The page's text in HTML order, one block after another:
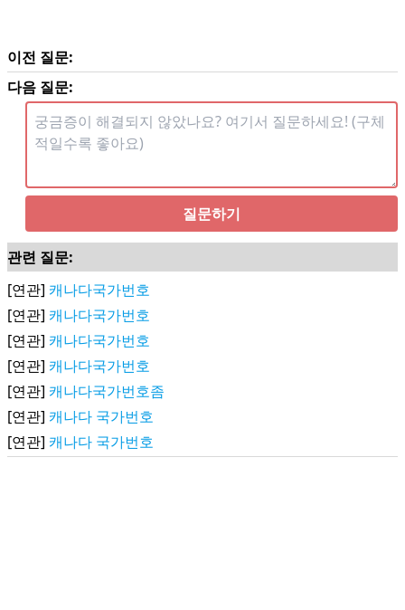
이전 질문:
다음 질문:
질문하기
관련 질문:
[연관] 캐나다국가번호
[연관] 캐나다국가번호
[연관] 캐나다국가번호
[연관] 캐나다국가번호
[연관] 캐나다국가번호좀
[연관] 캐나다 국가번호
[연관] 캐나다 국가번호